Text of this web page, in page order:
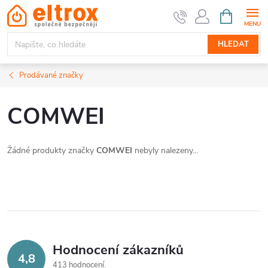
Přejít
na
obsah
HLEDAT
NÁKUPNÍ
KOŠÍK
Prodávané značky
COMWEI
Žádné produkty značky COMWEI nebyly nalezeny...
4,8 Hodnocení zákazníků
413 hodnocení